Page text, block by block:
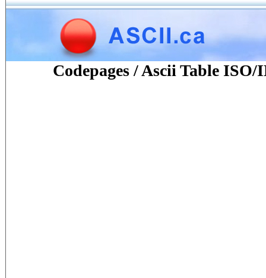
Codepages / Ascii Table